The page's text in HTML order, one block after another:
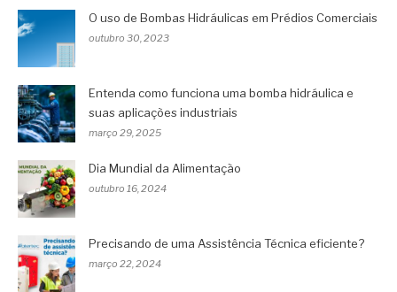
O uso de Bombas Hidráulicas em Prédios Comerciais
outubro 30, 2023
Entenda como funciona uma bomba hidráulica e
suas aplicações industriais
março 29, 2025
Dia Mundial da Alimentação
outubro 16, 2024
Precisando de uma Assistência Técnica eficiente?
março 22, 2024